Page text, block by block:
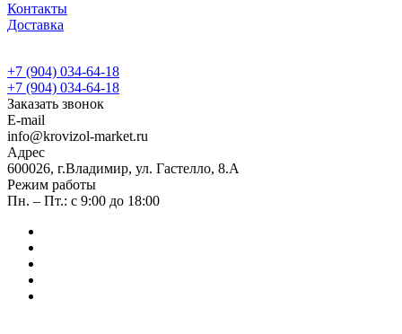
Контакты
Доставка
+7 (904) 034-64-18
+7 (904) 034-64-18
Заказать звонок
E-mail
info@krovizol-market.ru
Адрес
600026, г.Владимир, ул. Гастелло, 8.А
Режим работы
Пн. – Пт.: с 9:00 до 18:00